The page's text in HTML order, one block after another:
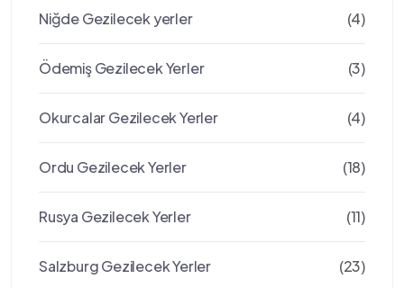
Niğde Gezilecek yerler (4)
Ödemiş Gezilecek Yerler (3)
Okurcalar Gezilecek Yerler (4)
Ordu Gezilecek Yerler (18)
Rusya Gezilecek Yerler (11)
Salzburg Gezilecek Yerler (23)